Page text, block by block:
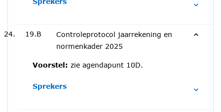
19.B
Controleprotocol jaarrekening en
normenkader 2025
Voorstel: zie agendapunt 10D.
Sprekers